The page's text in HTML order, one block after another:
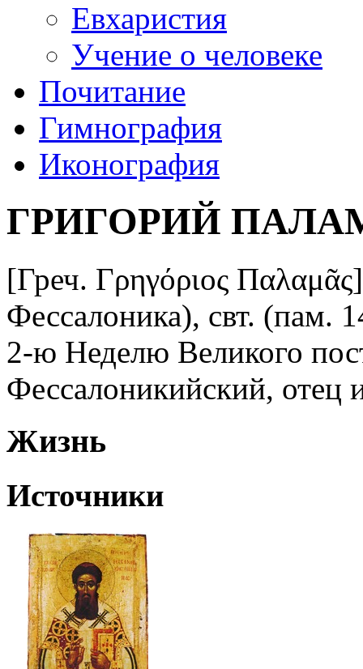
Евхаристия
Учение о человеке
Почитание
Гимнография
Иконография
ГРИГОРИЙ
[Греч. Γρηγόριος
Фессалоника), свт. (пам.
2-ю Неделю Великого
Фессалоникийский, отец
Жизнь
Источники